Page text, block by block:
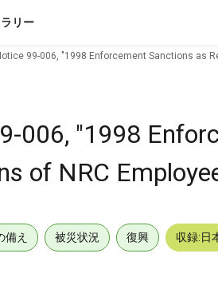
リー
99-006, "1998 Enforcement Sanctions as
006, "1998
of NRC
備え 被災状況 復興 収録:日